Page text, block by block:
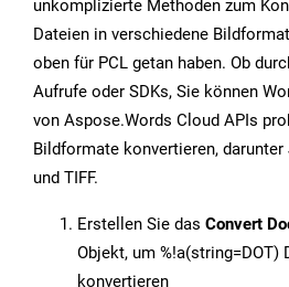
unkomplizierte Methoden zum
Dateien in verschiedene
oben für PCL getan haben. Ob
Aufrufe oder SDKs, Sie können
von Aspose.Words Cloud APIs
Bildformate konvertieren, darunter
und TIFF.
Erstellen Sie das Convert
Objekt, um %!a(string=DOT)
konvertieren